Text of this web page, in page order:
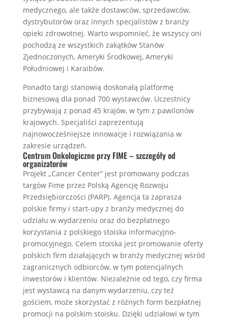
medycznego, ale także dostawców, sprzedawców,
dystrybutorów oraz innych specjalistów z branży
opieki zdrowotnej. Warto wspomnieć, że wszyscy oni
pochodzą ze wszystkich zakątków Stanów
Zjednoczonych, Ameryki Środkowej, Ameryki
Południowej i Karaibów.
Ponadto targi stanowią doskonałą platformę
biznesową dla ponad 700 wystawców. Uczestnicy
przybywają z ponad 45 krajów, w tym z pawilonów
krajowych. Specjaliści zaprezentują
najnowocześniejsze innowacje i rozwiązania w
zakresie urządzeń.
Centrum Onkologiczne przy FIME – szczegóły od
organizatorów
Projekt „Cancer Center” jest promowany podczas
targów Fime przez Polską Agencję Rozwoju
Przedsiębiorczości (PARP). Agencja ta zaprasza
polskie firmy i start-upy z branży medycznej do
udziału w wydarzeniu oraz do bezpłatnego
korzystania z polskiego stoiska informacyjno-
promocyjnego. Celem stoiska jest promowanie oferty
polskich firm działających w branży medycznej wśród
zagranicznych odbiorców, w tym potencjalnych
inwestorów i klientów. Niezależnie od tego, czy firma
jest wystawcą na danym wydarzeniu, czy też
gościem, może skorzystać z różnych form bezpłatnej
promocji na polskim stoisku. Dzięki udziałowi w tym